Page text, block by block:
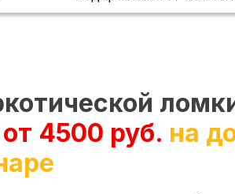
от 4500 руб. на